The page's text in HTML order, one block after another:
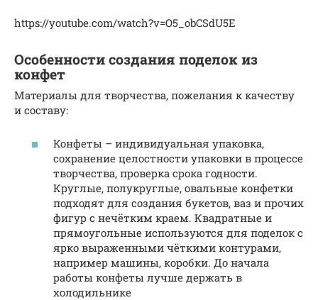
https://youtube.com/watch?v=O5_obCSdU5E
Особенности создания поделок из
конфет
Материалы для творчества, пожелания к качеству
и составу:
Конфеты – индивидуальная упаковка,
сохранение целостности упаковки в процессе
творчества, проверка срока годности.
Круглые, полукруглые, овальные конфетки
подходят для создания букетов, ваз и прочих
фигур с нечётким краем. Квадратные и
прямоугольные используются для поделок с
ярко выраженными чёткими контурами,
например машины, коробки. До начала
работы конфеты лучше держать в
холодильнике